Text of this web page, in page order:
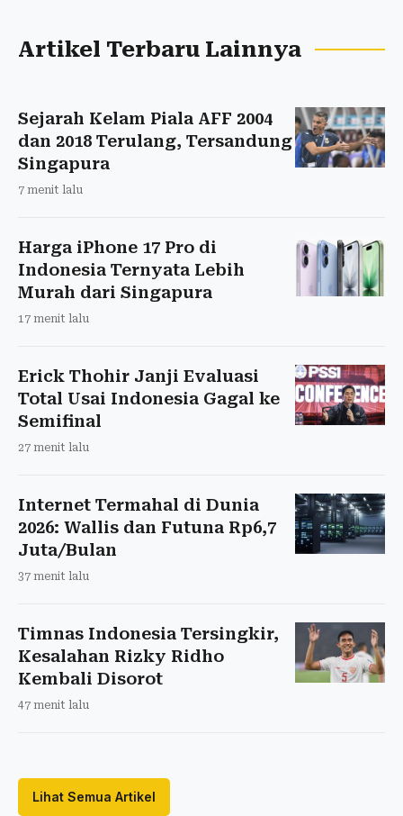
Artikel Terbaru Lainnya
Sejarah Kelam Piala AFF 2004
dan 2018 Terulang, Tersandung
Singapura
7 menit lalu
Harga iPhone 17 Pro di
Indonesia Ternyata Lebih
Murah dari Singapura
17 menit lalu
Erick Thohir Janji Evaluasi
Total Usai Indonesia Gagal ke
Semifinal
27 menit lalu
Internet Termahal di Dunia
2026: Wallis dan Futuna Rp6,7
Juta/Bulan
37 menit lalu
Timnas Indonesia Tersingkir,
Kesalahan Rizky Ridho
Kembali Disorot
47 menit lalu
Lihat Semua Artikel